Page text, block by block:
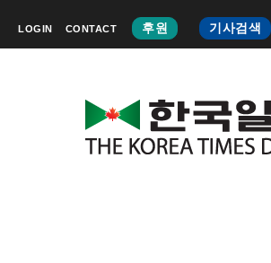
LOGIN CONTACT 후원 기사검색